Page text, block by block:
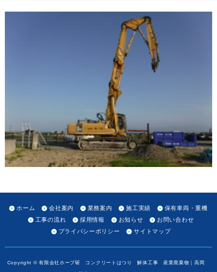
ホーム 会社案内 業務案内 施工実績
保有車両・重機
工事の流れ
採用情報 お知らせ
お問い合わせ
プライバシーポリシー
サイトマップ
Copyright © 有限会社ホープ斫 コンクリートはつり 解体工事 産業廃棄物｜高岡